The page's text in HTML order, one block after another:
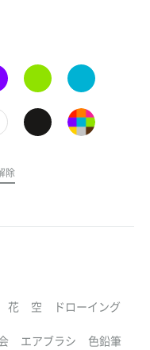
除
花 空 ドローイング
エアブラシ 色鉛筆